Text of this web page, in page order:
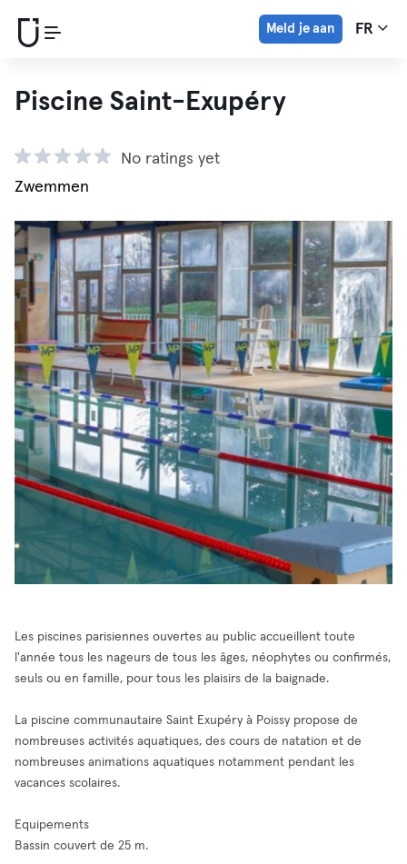
Meld je aan FR
Piscine Saint-Exupéry
No ratings yet
Zwemmen
Les piscines parisiennes ouvertes au public accueillent toute
l'année tous les nageurs de tous les âges, néophytes ou confirmés,
seuls ou en famille, pour tous les plaisirs de la baignade.
La piscine communautaire Saint Exupéry à Poissy propose de
nombreuses activités aquatiques, des cours de natation et de
nombreuses animations aquatiques notamment pendant les
vacances scolaires.
Equipements
Bassin couvert de 25 m.